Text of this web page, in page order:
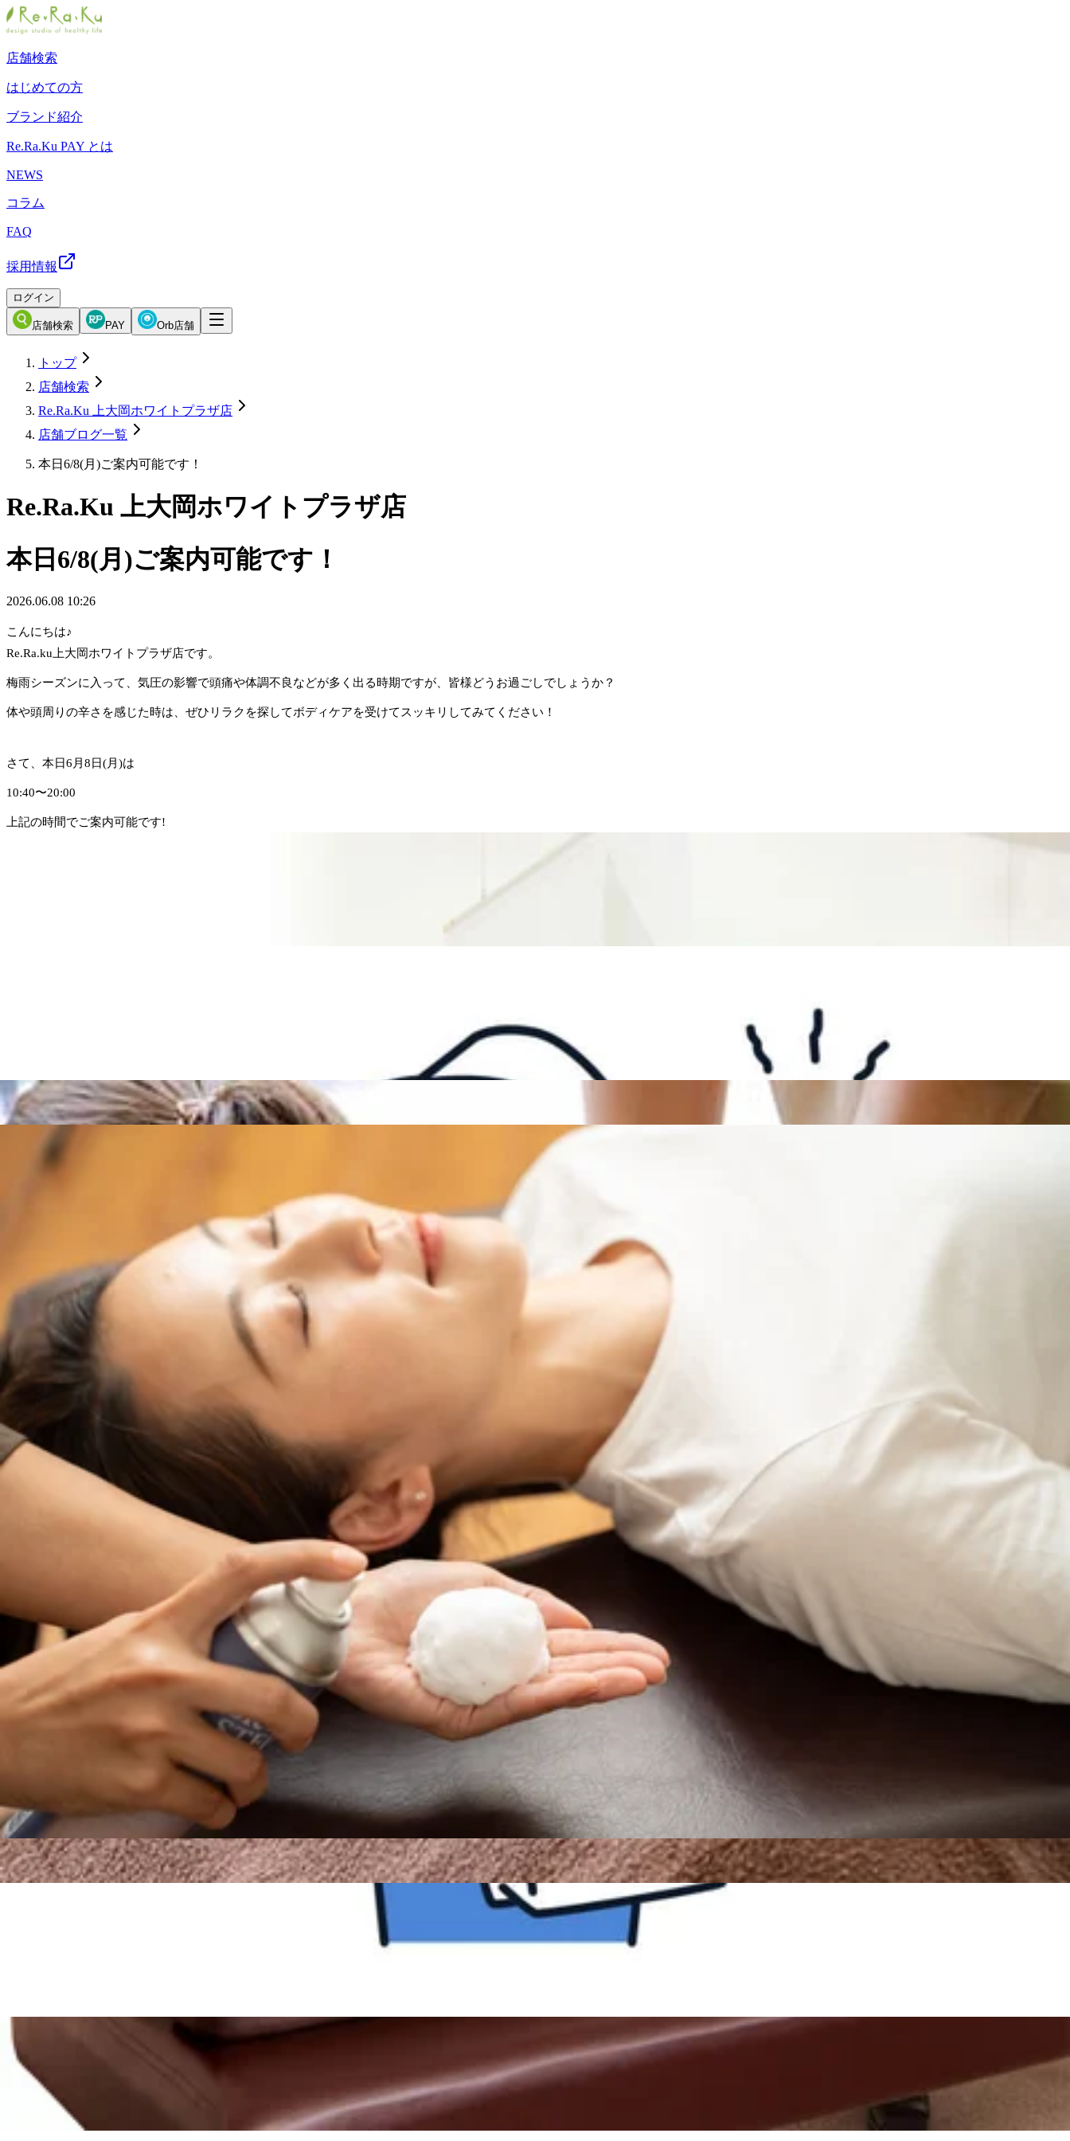
店舗検索
はじめての方
ブランド紹介
Re.Ra.Ku PAY とは
NEWS
コラム
FAQ
採用情報
ログイン
店舗検索 PAY Orb店舗
トップ
店舗検索
Re.Ra.Ku 上大岡ホワイトプラザ店
店舗ブログ一覧
本日6/8(月)ご案内可能です！
Re.Ra.Ku 上大岡ホワイトプラザ店
本日6/8(月)ご案内可能です！
2026.06.08 10:26
こんにちは♪
Re.Ra.ku上大岡ホワイトプラザ店です。
梅雨シーズンに入って、気圧の影響で頭痛や体調不良などが多く出る時期ですが、皆様どうお過ごしでしょうか？
体や頭周りの辛さを感じた時は、ぜひリラクを探してボディケアを受けてスッキリしてみてください！
さて、本日6月8日(月)は
10:40〜20:00
上記の時間でご案内可能です!
みなさまが健康で快適な生活を送れるようサポートさせていただきますのでぜひお立ち寄りください☆
LINEの友達登録はこちら！
当店のインスタは
当店のクチコミは
最近のブログ
8/6(木)ご案内できます♪
こんにちは♪Re.Ra.Ku上大岡ホワイトプラザ店です。今週も後半となり、お疲れを感じ始めていませんか？お疲れを溜めずにほぐしてスッキリした状態で週末を迎えましょう♪ さて、8月
6日(木)は10:00～13:0014:15〜20:00上記の時間でご案内可能です!どうぞお気軽にお問い合わせくださいませ。 ーーーーーーー‼ここでお得情報のお知らせです‼---------☆かながわトクトク
キャンペーン かなトク 当店ご利用可能です☆ お支払方法を auペイ d払い 楽天ペイ ペイペイ メルペイ AEONペイ お会計の20%がポイント還元されます♪(上限有) ※かなトクアプ
リの登録などは不要です ぜひ当店でもご利用くださいませ☆ ーーーーーーーーーーーーーーーーーーーーーーーーーーーーーーーー 当店では肩甲骨にポイントをおいてお疲れの箇所
中心に全身をほぐしてまいります。みなさまが健康で快適な生活を送れるようサポートさせていただきますのでぜひお立ち寄りください☆ご予約・お問い合わせはお電話でも承っており
ますので、お気軽にどうぞ♪ご来店、心よりお待ちしております!マッサージのように気持ちがいい肩甲骨ストレッチで、いつまでも健康で疲れづらいお身体づくりをサポートいたしま
す!スタッフ一同、手を温めてお待ちしております!ぜひこの機会にリラクの肩甲骨ストレッチ&amp;ボディケアをお試しくださいませ! LINEの友達登録はこちら！当店のインスタはこち
ら！当店のクチコミはこちらから！
8月5日（水）空き情報♪
こんにちは♪Re.Ra.Ku上大岡ホワイトプラザ店です。今日は風があって涼しいですね寒暖差によりお身体の不調があるときは是非Re.Ra.Kuのボディケア を受けてスッキリさせましょう！
冷たい炭酸泡を使用した爽快ヘッドスパもオススメです。さて、8月6日(水）は 12:00～16:00上記の時間でご案内可能です!どうぞお気軽にお問い合わせくださいませ。 ーーーーーーー‼
ここでお得情報のお知らせです‼---------☆かながわトクトクキャンペーン かなトク 当店ご利用可能です☆ お支払方法を auペイ d払い 楽天ペイ ペイペイ メルペイ AEONペイ お会計
の20%がポイント還元されます♪(上限有) ※かなトクアプリの登録などは不要です ぜひ当店でもご利用くださいませ☆ ーーーーーーーーーーーーーーーーーーーーーーーーーーーー
ーーーー 当店では肩甲骨にポイントをおいてお疲れの箇所中心に全身をほぐしてまいります。みなさまが健康で快適な生活を送れるようサポートさせていただきますのでぜひお立ち寄
りください☆ご予約・お問い合わせはお電話でも承っておりますので、お気軽にどうぞ♪ご来店、心よりお待ちしております!マッサージのように気持ちがいい肩甲骨ストレッチで、いつ
までも健康で疲れづらいお身体づくりをサポートいたします!スタッフ一同、手を温めてお待ちしております!ぜひこの機会にリラクの肩甲骨ストレッチ&amp;ボディケアをお試しくださ
いませ! LINEの友達登録はこちら！当店のインスタはこちら！当店のクチコミはこちらから！
2026.08.05
8/4(火)ご案内できます♪
こんにちは♪Re.Ra.Ku上大岡ホワイトプラザ店です。今日はいいお天気になりそうですね！暑い日が続いているので、水分補給を忘れずにお過ごしください♪お身体の不調があるときは是
非Re.Ra.Kuのボディケア を受けてスッキリさせましょう！冷たい炭酸泡を使用した爽快ヘッドスパもオススメです。さて、8月4日(火)は10:00〜15:0019:00〜20:00上記の時間でご案内可能
です!どうぞお気軽にお問い合わせくださいませ。 ーーーーーーー‼ここでお得情報のお知らせです‼---------☆かながわトクトクキャンペーン かなトク 当店ご利用可能です☆ お支払方
法を auペイ d払い 楽天ペイ ペイペイ メルペイ AEONペイ お会計の20%がポイント還元されます♪(上限有) ※かなトクアプリの登録などは不要です ぜひ当店でもご利用くださいま
せ☆ ーーーーーーーーーーーーーーーーーーーーーーーーーーーーーーーー 当店では肩甲骨にポイントをおいてお疲れの箇所中心に全身をほぐしてまいります。みなさまが健康で快適
な生活を送れるようサポートさせていただきますのでぜひお立ち寄りください☆ご予約・お問い合わせはお電話でも承っておりますので、お気軽にどうぞ♪ご来店、心よりお待ちしてお
ります!マッサージのように気持ちがいい肩甲骨ストレッチで、いつまでも健康で疲れづらいお身体づくりをサポートいたします!スタッフ一同、手を温めてお待ちしております!ぜひこの
機会にリラクの肩甲骨ストレッチ&amp;ボディケアをお試しくださいませ! LINEの友達登録はこちら！当店のインスタはこちら！当店のクチコミはこちらから！
こんにちは♪Re.Ra.Ku上大岡ホワイトプラザ店です。本日から8月ですね！太陽が眩しくてちょっと歩くだけでも汗がとまりませんね。。。水分、塩分補給は忘れずに。是非Re.Ra.Kuのボ
ディケア・フットケアをご体験ください♪冷たい炭酸泡を使用した爽快ヘッドスパもオススメです。さて、8月1日(土)は10:00〜14:0013：00〜16：30上記の時間でご案内可能です!どうぞお
気軽にお問い合わせくださいませ。 当店では肩甲骨にポイントをおいてお疲れの箇所中心に全身をほぐしてまいります。みなさまが健康で快適な生活を送れるようサポートさせていた
だきますのでぜひお立ち寄りください☆ご予約・お問い合わせはお電話でも承っておりますので、お気軽にどうぞ♪ご来店、心よりお待ちしております!マッサージのように気持ちがいい
肩甲骨ストレッチで、いつまでも健康で疲れづらいお身体づくりをサポートいたします!スタッフ一同、手を温めてお待ちしております!ぜひこの機会にリラクの肩甲骨ストレッチ&amp;
ボディケアをお試しくださいませ!ーーーーーーー‼ここでお得情報のお知らせです‼---------☆かながわトクトクキャンペーン かなトク 当店ご利用可能です☆ お支払方法を auペイ d
払い 楽天ペイ ペイペイ メルペイ AEONペイ お会計の20%がポイント還元されます♪(上限有) ※かなトクアプリの登録などは不要です ぜひ当店でもご利用くださいませ☆ ーーーー
ーーーーーーーーーーーーーーーーーーーーーーーーーーーー 当店では肩甲骨にポイントをおいてお疲れの箇所中心に全身をほぐしてまいります。みなさまが健康で快適な生活を送れ
るようサポートさせていただきますのでぜひお立ち寄りください☆ご予約・お問い合わせはお電話でも承っておりますので、お気軽にどうぞ♪ご来店、心よりお待ちしております!マッサ
ージのように気持ちがいい肩甲骨ストレッチで、いつまでも健康で疲れづらいお身体づくりをサポートいたします!スタッフ一同、手を温めてお待ちしております!ぜひこの機会にリラク
の肩甲骨ストレッチ&amp;ボディケアをお試しくださいませ!LINEの友達登録はこちら！当店のインスタはこちら！当店のクチコミはこちらから！
2026.08.01
7月31日(金) ご案内可能です♪
こんにちは♪Re.Ra.Ku上大岡ホワイトプラザ店です。本日も蒸し暑く体に湿気が溜まるようなお天気ですね・・・7月も最終日！是非Re.Ra.Kuのボディケア・フットケアをご体験ください
♪さて、7月31日(金)は10:30〜20:00上記の時間でご案内可能です!ペアでも可能なお時間帯がございますので、どうぞお気軽にお問い合わせくださいませ。 当店では肩甲骨にポイントをお
いてお疲れの箇所中心に全身をほぐしてまいります。みなさまが健康で快適な生活を送れるようサポートさせていただきますのでぜひお立ち寄りください☆ご予約・お問い合わせはお電
話でも承っておりますので、お気軽にどうぞ♪ご来店、心よりお待ちしております!マッサージのように気持ちがいい肩甲骨ストレッチで、いつまでも健康で疲れづらいお身体づくりをサ
ポートいたします!スタッフ一同、手を温めてお待ちしております!ぜひこの機会にリラクの肩甲骨ストレッチ&amp;ボディケアをお試しくださいませ!ーーーーーーー‼ここでお得情報の
お知らせです‼---------☆かながわトクトクキャンペーン かなトク 当店ご利用可能です☆ お支払方法を auペイ d払い 楽天ペイ ペイペイ メルペイ AEONペイ お会計の20%がポイント
還元されます♪(上限有) ※かなトクアプリの登録などは不要です ぜひ当店でもご利用くださいませ☆ ーーーーーーーーーーーーーーーーーーーーーーーーーーーーーーーー ーーー
ーーーー期間限定❣ 7月31(金)までリラクペイ初めてチャージ20%増額中!!!ーーーーーーーーー 今ならリラクペイ 1万円以上のチャージで !!!!!!20%増額中!!!!! この機会にぜひリラ
クペイをご利用下さい! 詳しくはスタッフまで♪ ーーーーーーーーーーーーーーーーーーーーーーーーーーーーーーーーーーーーーーーーーーーーーーーーーー 当店では肩甲骨にポイン
トをおいてお疲れの箇所中心に全身をほぐしてまいります。みなさまが健康で快適な生活を送れるようサポートさせていただきますのでぜひお立ち寄りください☆ご予約・お問い合わせ
はお電話でも承っておりますので、お気軽にどうぞ♪ご来店、心よりお待ちしております!マッサージのように気持ちがいい肩甲骨ストレッチで、いつまでも健康で疲れづらいお身体づく
りをサポートいたします!スタッフ一同、手を温めてお待ちしております!ぜひこの機会にリラクの肩甲骨ストレッチ&amp;ボディケアをお試しくださいませ!LINEの友達登録はこちら！当
こんにちは♪Re.Ra.Ku上大岡ホワイトプラザ店です。前日までは少し涼しさを感じましたが、本日はまた暑くなりましたね・・！お身体のだるさを感じていたら、是非Re.Ra.Kuのボディ
ケア・フットケアをご体験ください♪さて、本日7月29日(水)は10:30〜20:00上記の時間でご案内可能です!ペアでも可能なお時間帯がございますので、どうぞお気軽にお問い合わせくださ
いませ。 当店では肩甲骨にポイントをおいてお疲れの箇所中心に全身をほぐしてまいります。みなさまが健康で快適な生活を送れるようサポートさせていただきますのでぜひお立ち寄
りください☆ご予約・お問い合わせはお電話でも承っておりますので、お気軽にどうぞ♪ご来店、心よりお待ちしております!マッサージのように気持ちがいい肩甲骨ストレッチで、いつ
までも健康で疲れづらいお身体づくりをサポートいたします!スタッフ一同、手を温めてお待ちしております!ぜひこの機会にリラクの肩甲骨ストレッチ&amp;ボディケアをお試しくださ
いませ!ーーーーーーー‼ここでお得情報のお知らせです‼---------☆かながわトクトクキャンペーン かなトク 当店ご利用可能です☆ お支払方法を auペイ d払い 楽天ペイ ペイペイ メル
ペイ AEONペイ お会計の20%がポイント還元されます♪(上限有) ※かなトクアプリの登録などは不要です ぜひ当店でもご利用くださいませ☆ ーーーーーーーーーーーーーーーーー
ーーーーーーーーーーーーーーー ーーーーーーー期間限定❣ 7月31(金)までリラクペイ初めてチャージ20%増額中!!!ーーーーーーーーー 今ならリラクペイ 1万円以上のチャージで
!!!!!!20%増額中!!!!! この機会にぜひリラクペイをご利用下さい! 詳しくはスタッフまで♪ ーーーーーーーーーーーーーーーーーーーーーーーーーーーーーーーーーーーーーーーーーーー
2026.07.29
7月28日(火)のご案内◎
こんにちは♪Re.Ra.Ku上大岡ホワイトプラザ店です。昨夜の雨から少し気温が落ち着いたように感じますが、みなさまいかがお過ごしでしょうか？本日も天気が下り坂な予報だったり、
冷房と外気の温度差などに振り回されて、身体が疲れを溜め込んでいる方も多いかと思います。ぜひ当店の平日限定スッキリコースで、オイルフットケア&amp;ボディケア で全身スッキ
リしていきましょう♪さて、本日7月28日(火)は10:00〜12:0012:30〜18:00上記の時間でご案内可能です!ペアでも可能なお時間帯がございますので、どうぞお気軽にお問い合わせくださいま
AEONペイお会計の20%がポイント還元されます♪(上限有)※かなトクアプリの登録などは不要ですぜひ当店でもご利用くださいませ☆ーーーーーーーーーーーーーーーーーーーーーーー
ーーーーーーーーーーーーーーーー期間限定❣ 7月31(金)までリラクペイ初めてチャージ20%増額中!!!ーーーーーーーーー今ならリラクペイ 1万円以上のチャージで !!!!!!20%増額中!!!!!
この機会にぜひリラクペイをご利用下さい! 詳しくはスタッフまで♪ーーーーーーーーーーーーーーーーーーーーーーーーーーーーーーーーーーーーーーーーーーーーーーーーーー 当店
では肩甲骨にポイントをおいてお疲れの箇所中心に全身をほぐしてまいります。みなさまが健康で快適な生活を送れるようサポートさせていただきますのでぜひお立ち寄りください☆ご
予約・お問い合わせはお電話でも承っておりますので、お気軽にどうぞ♪ご来店、心よりお待ちしております!マッサージのように気持ちがいい肩甲骨ストレッチで、いつまでも健康で疲
れづらいお身体づくりをサポートいたします!スタッフ一同、手を温めてお待ちしております!ぜひこの機会にリラクの肩甲骨ストレッチ&amp;ボディケアをお試しくださいませ!
させましょう♪さて、本日7月27日(月)は12時台〜17時台まで上記の時間でご案内可能です!ペアでも可能なお時間帯がございますので、どうぞお気軽にお問い合わせくださいませ。 当店
では肩甲骨にポイントをおいてお疲れの箇所中心に全身をほぐしてまいります。みなさまが健康で快適な生活を送れるようサポートさせていただきますのでぜひお立ち寄りください☆ご
予約・お問い合わせはお電話でも承っておりますので、お気軽にどうぞ♪ご来店、心よりお待ちしております!マッサージのように気持ちがいい肩甲骨ストレッチで、いつまでも健康で疲
れづらいお身体づくりをサポートいたします!スタッフ一同、手を温めてお待ちしております!ぜひこの機会にリラクの肩甲骨ストレッチ&amp;ボディケアをお試しくださいませ!ーーーー
ーーー‼ここでお得情報のお知らせです‼---------☆かながわトクトクキャンペーン かなトク 当店ご利用可能です☆ お支払方法を auペイ d払い 楽天ペイ ペイペイ メルペイ AEONペイ
お会計の20%がポイント還元されます♪(上限有) ※かなトクアプリの登録などは不要です ぜひ当店でもご利用くださいませ☆ ーーーーーーーーーーーーーーーーーーーーーーーーー
ーーーーーーー ーーーーーーー期間限定❣ 7月31(金)までリラクペイ初めてチャージ20%増額中!!!ーーーーーーーーー 今ならリラクペイ 1万円以上のチャージで !!!!!!20%増額
中!!!!! この機会にぜひリラクペイをご利用下さい! 詳しくはスタッフまで♪ ーーーーーーーーーーーーーーーーーーーーーーーーーーーーーーーーーーーーーーーーーーーーーーーーー
7月26日(日) 空き情報♪
こんにちは♪Re.Ra.Ku上大岡ホワイトプラザ店です♪今日も熱中症になりそうな暑さで日差しも強く 身体がだるく感じやすいですね汗 さて、7月26日(日)は11:00〜13：0014:30〜20:00上
記の時間でご案内可能です! 当店では肩甲骨にポイントをおいてお疲れの箇所中心に全身をほぐしてまいります。みなさまが健康で快適な生活を送れるようサポートさせていただきます
のでぜひお立ち寄りください☆ご予約・お問い合わせはお電話でも承っておりますので、お気軽にどうぞ♪ご来店、心よりお待ちしております!マッサージのように気持ちがいい肩甲骨ス